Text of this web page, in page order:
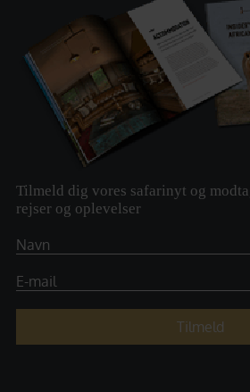
Tilmeld dig vores safarinyt og
rejser og oplevelser